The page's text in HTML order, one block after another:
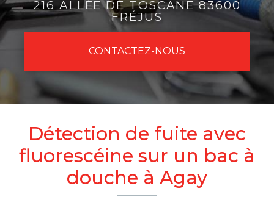
216 ALLÉE DE TOSCANE 83600
FRÉJUS
CONTACTEZ-NOUS
Détection de fuite avec
fluorescéine sur un bac à
douche à Agay